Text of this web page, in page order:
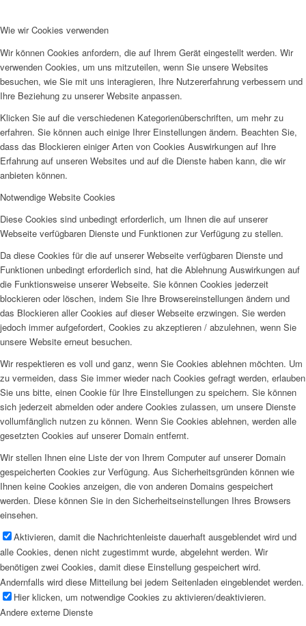
Wie wir Cookies verwenden
Wir können Cookies anfordern, die auf Ihrem Gerät eingestellt werden. Wir
verwenden Cookies, um uns mitzuteilen, wenn Sie unsere Websites
besuchen, wie Sie mit uns interagieren, Ihre Nutzererfahrung verbessern und
Ihre Beziehung zu unserer Website anpassen.
Klicken Sie auf die verschiedenen Kategorienüberschriften, um mehr zu
erfahren. Sie können auch einige Ihrer Einstellungen ändern. Beachten Sie,
dass das Blockieren einiger Arten von Cookies Auswirkungen auf Ihre
Erfahrung auf unseren Websites und auf die Dienste haben kann, die wir
anbieten können.
Notwendige Website Cookies
Diese Cookies sind unbedingt erforderlich, um Ihnen die auf unserer
Webseite verfügbaren Dienste und Funktionen zur Verfügung zu stellen.
Da diese Cookies für die auf unserer Webseite verfügbaren Dienste und
Funktionen unbedingt erforderlich sind, hat die Ablehnung Auswirkungen auf
die Funktionsweise unserer Webseite. Sie können Cookies jederzeit
blockieren oder löschen, indem Sie Ihre Browsereinstellungen ändern und
das Blockieren aller Cookies auf dieser Webseite erzwingen. Sie werden
jedoch immer aufgefordert, Cookies zu akzeptieren / abzulehnen, wenn Sie
unsere Website erneut besuchen.
Wir respektieren es voll und ganz, wenn Sie Cookies ablehnen möchten. Um
zu vermeiden, dass Sie immer wieder nach Cookies gefragt werden, erlauben
Sie uns bitte, einen Cookie für Ihre Einstellungen zu speichern. Sie können
sich jederzeit abmelden oder andere Cookies zulassen, um unsere Dienste
vollumfänglich nutzen zu können. Wenn Sie Cookies ablehnen, werden alle
gesetzten Cookies auf unserer Domain entfernt.
Wir stellen Ihnen eine Liste der von Ihrem Computer auf unserer Domain
gespeicherten Cookies zur Verfügung. Aus Sicherheitsgründen können wie
Ihnen keine Cookies anzeigen, die von anderen Domains gespeichert
werden. Diese können Sie in den Sicherheitseinstellungen Ihres Browsers
einsehen.
Aktivieren, damit die Nachrichtenleiste dauerhaft ausgeblendet wird und
alle Cookies, denen nicht zugestimmt wurde, abgelehnt werden. Wir
benötigen zwei Cookies, damit diese Einstellung gespeichert wird.
Andernfalls wird diese Mitteilung bei jedem Seitenladen eingeblendet werden.
Hier klicken, um notwendige Cookies zu aktivieren/deaktivieren.
Andere externe Dienste